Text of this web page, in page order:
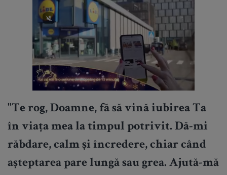
"Te rog, Doamne, fă să vină iubirea Ta
în viața mea la timpul potrivit. Dă-mi
răbdare, calm și încredere, chiar când
așteptarea pare lungă sau grea. Ajută-mă